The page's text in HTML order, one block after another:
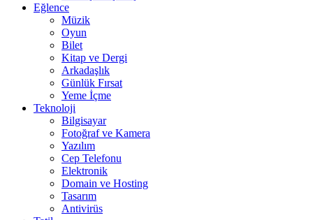
Eğlence
Müzik
Oyun
Bilet
Kitap ve Dergi
Arkadaşlık
Günlük Fırsat
Yeme İçme
Teknoloji
Bilgisayar
Fotoğraf ve Kamera
Yazılım
Cep Telefonu
Elektronik
Domain ve Hosting
Tasarım
Antivirüs